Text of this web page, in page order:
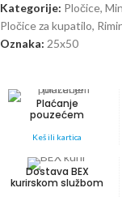
Kategorije: Pločice,
Pločice za kupatilo,
Oznaka: 25x50
Plaćanje
pouzećem
Keš ili kartica
Dostava BEX
kurirskom službom